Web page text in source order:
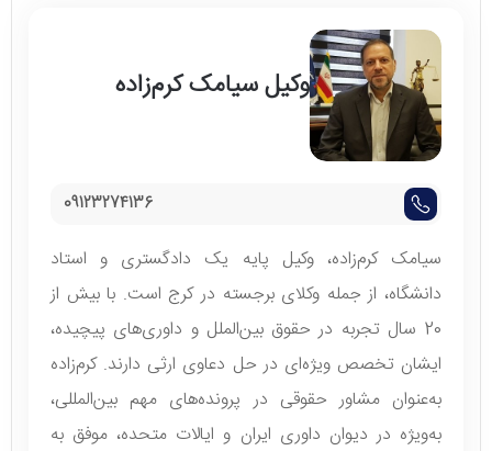
وکیل سیامک کرم‌زاده
09123274136
سیامک کرم‌زاده، وکیل پایه یک دادگستری و استاد
دانشگاه، از جمله وکلای برجسته در کرج است. با بیش از
20 سال تجربه در حقوق بین‌الملل و داوری‌های پیچیده،
ایشان تخصص ویژه‌ای در حل دعاوی ارثی دارند. کرم‌زاده
به‌عنوان مشاور حقوقی در پرونده‌های مهم بین‌المللی،
به‌ویژه در دیوان داوری ایران و ایالات متحده، موفق به